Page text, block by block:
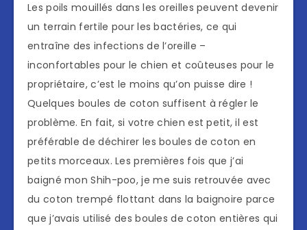
Les poils mouillés dans les oreilles peuvent devenir
un terrain fertile pour les bactéries, ce qui
entraîne des infections de l’oreille –
inconfortables pour le chien et coûteuses pour le
propriétaire, c’est le moins qu’on puisse dire !
Quelques boules de coton suffisent à régler le
problème. En fait, si votre chien est petit, il est
préférable de déchirer les boules de coton en
petits morceaux. Les premières fois que j’ai
baigné mon Shih-poo, je me suis retrouvée avec
du coton trempé flottant dans la baignoire parce
que j’avais utilisé des boules de coton entières qui